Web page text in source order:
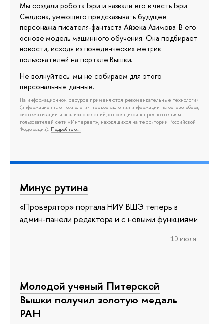
Мы создали робота Гэри и назвали его в честь Гэри
Селдона, умеющего предсказывать будущее
персонажа писателя-фантаста Айзека Азимова. В его
основе модель машинного обучения. Она подбирает
новости, исходя из поведенческих метрик
пользователей на портале Вышки.
Не волнуйтесь: мы не собираем для этого
персональные данные.
На информационном ресурсе применяются рекомендательные технологии
(информационные технологии предоставления информации на основе сбора,
систематизации и анализа сведений, относящихся к предпочтениям
пользователей сети «Интернет», находящихся на территории Российской
Федерации). Подробнее…
Минус рутина
«Проверятор» портала НИУ ВШЭ теперь в
админ-панели редактора и с новыми функциями
10 июля
Молодой ученый Питерской
Вышки получил золотую медаль
РАН